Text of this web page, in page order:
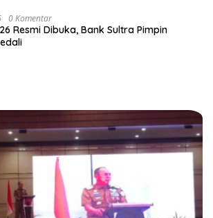
0 Komentar
Resmi Dibuka, Bank Sultra Pimpin